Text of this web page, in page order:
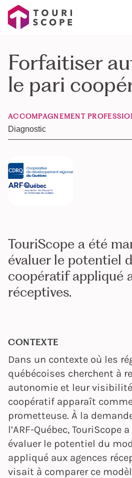
Forfaitiser
le pari
ACCOMPAGNEMENT
Diagnostic
TouriScope a été
évaluer le potentiel
coopératif appliqué
réceptives.
CONTEXTE
Dans un contexte où les
québécoises cherchent à
autonomie et leur
coopératif apparaît
prometteuse. À la
l’ARF-Québec, TouriScope
évaluer le potentiel du
appliqué aux agences
visait à comparer ce